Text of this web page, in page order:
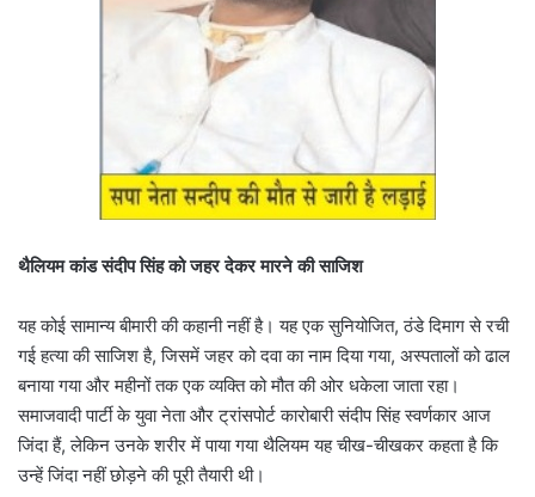
थैलियम कांड संदीप सिंह को जहर देकर मारने की साजिश
यह कोई सामान्य बीमारी की कहानी नहीं है। यह एक सुनियोजित, ठंडे दिमाग से रची
गई हत्या की साजिश है, जिसमें जहर को दवा का नाम दिया गया, अस्पतालों को ढाल
बनाया गया और महीनों तक एक व्यक्ति को मौत की ओर धकेला जाता रहा।
समाजवादी पार्टी के युवा नेता और ट्रांसपोर्ट कारोबारी संदीप सिंह स्वर्णकार आज
जिंदा हैं, लेकिन उनके शरीर में पाया गया थैलियम यह चीख-चीखकर कहता है कि
उन्हें जिंदा नहीं छोड़ने की पूरी तैयारी थी।